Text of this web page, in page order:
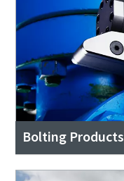
Bolting Products